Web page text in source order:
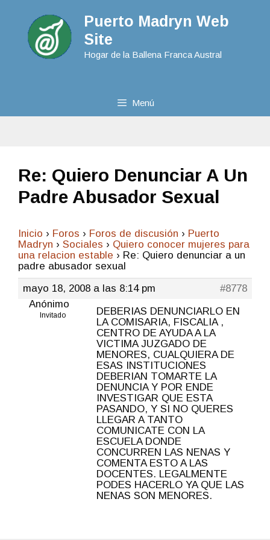
Puerto Madryn Web
Site
Hogar de la Ballena Franca Austral
Menú
Re: Quiero Denunciar A Un
Padre Abusador Sexual
Inicio › Foros › Foros de discusión › Puerto
Madryn › Sociales › Quiero conocer mujeres para
una relacion estable › Re: Quiero denunciar a un
padre abusador sexual
mayo 18, 2008 a las 8:14 pm
#8778
Anónimo
Invitado
DEBERIAS DENUNCIARLO EN
LA COMISARIA, FISCALIA ,
CENTRO DE AYUDA A LA
VICTIMA JUZGADO DE
MENORES, CUALQUIERA DE
ESAS INSTITUCIONES
DEBERIAN TOMARTE LA
DENUNCIA Y POR ENDE
INVESTIGAR QUE ESTA
PASANDO, Y SI NO QUERES
LLEGAR A TANTO
COMUNICATE CON LA
ESCUELA DONDE
CONCURREN LAS NENAS Y
COMENTA ESTO A LAS
DOCENTES. LEGALMENTE
PODES HACERLO YA QUE LAS
NENAS SON MENORES.